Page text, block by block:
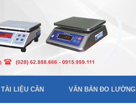
TÀI LIỆU CÂN VĂN BẢN ĐO LƯỜNG